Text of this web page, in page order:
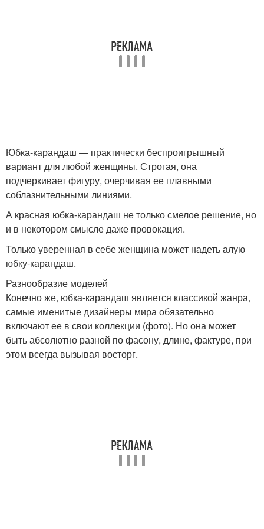
Юбка-карандаш — практически беспроигрышный
вариант для любой женщины. Строгая, она
подчеркивает фигуру, очерчивая ее плавными
соблазнительными линиями.
А красная юбка-карандаш не только смелое решение, но
и в некотором смысле даже провокация.
Только уверенная в себе женщина может надеть алую
юбку-карандаш.
Разнообразие моделей
Конечно же, юбка-карандаш является классикой жанра,
самые именитые дизайнеры мира обязательно
включают ее в свои коллекции (фото). Но она может
быть абсолютно разной по фасону, длине, фактуре, при
этом всегда вызывая восторг.